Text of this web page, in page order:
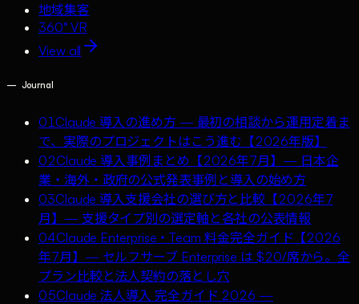
地域集客
360° VR
View all
— Journal
01 Claude 導入の進め方 — 最初の相談から運用定着ま
で、実際のプロジェクトはこう進む【2026年版】
02Claude 導入事例まとめ【2026年7月】— 日本企
業・海外・政府の公式発表事例と導入の始め方
03Claude 導入支援会社の選び方と比較【2026年7
月】— 支援タイプ別の選定軸と各社の公表情報
04Claude Enterprise・Team 料金完全ガイド【2026
年7月】— セルフサーブ Enterprise は $20/席から。全
プラン比較と法人契約の落とし穴
05Claude 法人導入 完全ガイド 2026 —